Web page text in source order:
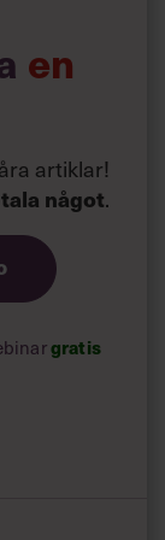
en
artiklar!
något.
gratis